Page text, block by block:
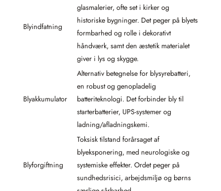
Blyindfatning
glasmalerier, ofte set i kirker og
historiske bygninger. Det peger på blyets
formbarhed og rolle i dekorativt
håndværk, samt den æstetik materialet
giver i lys og skygge.
Blyakkumulator
Alternativ betegnelse for blysyrebatteri,
en robust og genopladelig
batteriteknologi. Det forbinder bly til
starterbatterier, UPS-systemer og
ladning/afladningskemi.
Blyforgiftning
Toksisk tilstand forårsaget af
blyeksponering, med neurologiske og
systemiske effekter. Ordet peger på
sundhedsrisici, arbejdsmiljø og børns